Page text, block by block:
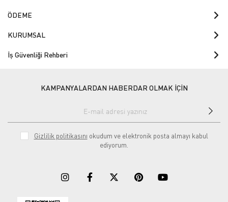
ÖDEME
KURUMSAL
İş Güvenliği Rehberi
KAMPANYALARDAN HABERDAR OLMAK İÇİN
Gizlilik politikasını okudum ve elektronik posta almayı kabul
ediyorum.